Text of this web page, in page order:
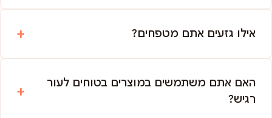
אילו גזעים אתם מטפחים?
האם אתם משתמשים במוצרים בטוחים לעור
רגיש?